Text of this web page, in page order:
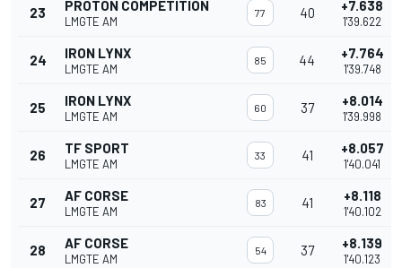
23 PROTON COMPETITION
LMGTE AM
77 40 +7.638
1'39.622
24 IRON LYNX
LMGTE AM
85 44 +7.764
1'39.748
25 IRON LYNX
LMGTE AM
60 37 +8.014
1'39.998
26 TF SPORT
LMGTE AM
33 41 +8.057
1'40.041
27 AF CORSE
LMGTE AM
83 41 +8.118
1'40.102
28 AF CORSE
LMGTE AM
54 37 +8.139
1'40.123